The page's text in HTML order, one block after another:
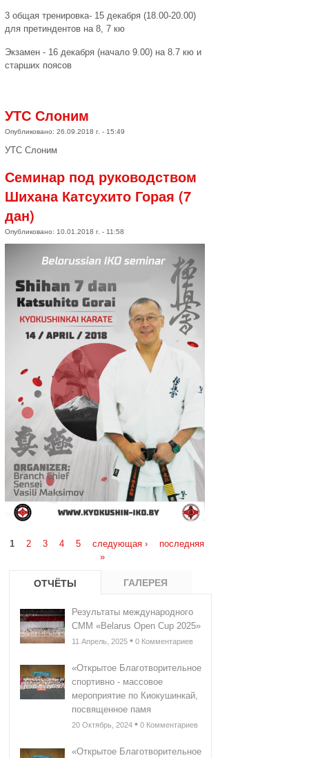
3 общая тренировка- 15 декабря (18.00-20.00)
для претиндентов на 8, 7 кю
Экзамен - 16 декабря (начало 9.00) на 8.7 кю и
старших поясов
УТС Слоним
Опубликовано: 26.09.2018 г. - 15:49
УТС Слоним
Семинар под руководством
Шихана Катсухито Горая (7
дан)
Опубликовано: 10.01.2018 г. - 11:58
Страницы
1 2 3 4 5 следующая ›
последняя
»
ОТЧЁТЫ ГАЛЕРЕЯ
Результаты международного
СММ «Belarus Open Cup 2025»
11 Апрель, 2025 • 0 Комментариев
«Открытое Благотворительное
спортивно - массовое
мероприятие по Киокушинкай,
посвященное памя
20 Октябрь, 2024 • 0 Комментариев
«Открытое Благотворительное